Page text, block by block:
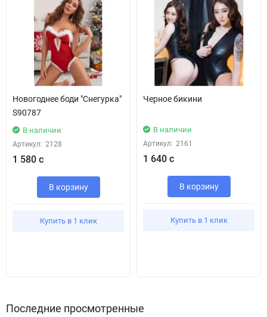
Новогоднее боди "Снегурка"
S90787
В наличии
Артикул: 2128
1 580 с
В корзину
Купить в 1 клик
Черное бикини
В наличии
Артикул: 2161
1 640 с
В корзину
Купить в 1 клик
Последние просмотренные